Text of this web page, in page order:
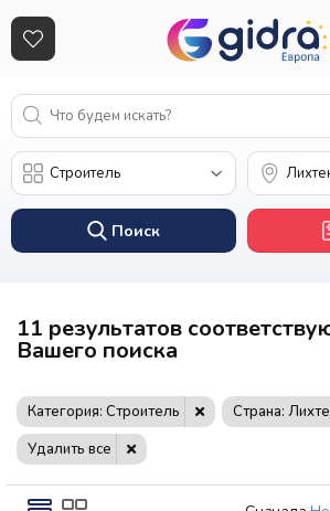
Поиск
11 результатов
Вашего поиска
Категория: Строитель
Страна:
Удалить все